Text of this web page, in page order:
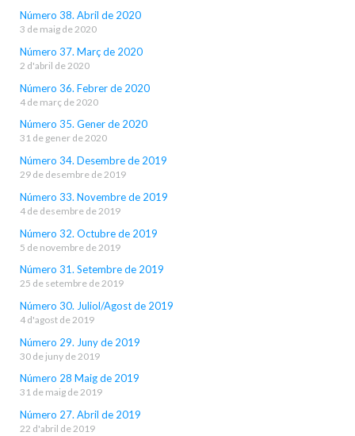
Número 38. Abril de 2020
3 de maig de 2020
Número 37. Març de 2020
2 d'abril de 2020
Número 36. Febrer de 2020
4 de març de 2020
Número 35. Gener de 2020
31 de gener de 2020
Número 34. Desembre de 2019
29 de desembre de 2019
Número 33. Novembre de 2019
4 de desembre de 2019
Número 32. Octubre de 2019
5 de novembre de 2019
Número 31. Setembre de 2019
25 de setembre de 2019
Número 30. Juliol/Agost de 2019
4 d'agost de 2019
Número 29. Juny de 2019
30 de juny de 2019
Número 28 Maig de 2019
31 de maig de 2019
Número 27. Abril de 2019
22 d'abril de 2019